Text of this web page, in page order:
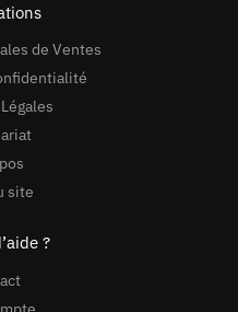
de Ventes
site
?